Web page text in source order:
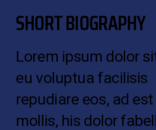
SHORT BIOGRAPHY
Lorem ipsum dolor
eu voluptua facilisis
repudiare eos, ad
mollis, his dolor